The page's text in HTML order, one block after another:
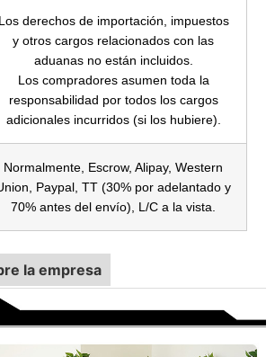
Los derechos de importación, impuestos
y otros cargos relacionados con las
aduanas no están incluidos.
Los compradores asumen toda la
responsabilidad por todos los cargos
adicionales incurridos (si los hubiere).
Normalmente, Escrow, Alipay, Western
Paypal, TT (30% por adelantado y
70% antes del envío), L/C a la vista.
la empresa